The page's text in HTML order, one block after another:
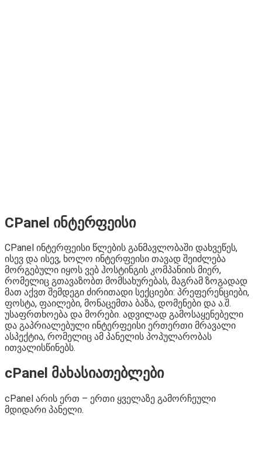
CPanel ინტერფეისი
CPanel ინტერფეისი წლების განმავლობაში დახვეწეს,
ისევ და ისევ, ხოლო ინტერფეისი თავად შეიძლება
მორგებული იყოს ვებ ჰოსტინგის კომპანიის მიერ,
რომელიც გთავაზობთ მომსახურებას, მაგრამ ზოგადად
მათ აქვთ შემდეგი ძირითადი სექციები: პრეფერენციები,
ფოსტა, ფაილები, მონაცემთა ბაზა, დომენები და ა.შ.
უსაფრთხოება და მორები. ადვილად გამოსაყენებელი
და გაპრიალებული ინტერფეისი ერთერთი მრავალი
ასპექტია, რომელიც ამ პანელის პოპულარობას
ითვალისწინებს.
cPanel მახასიათებლები
cPanel არის ერთ – ერთი ყველაზე გამორჩეული
მდიდარი პანელი.